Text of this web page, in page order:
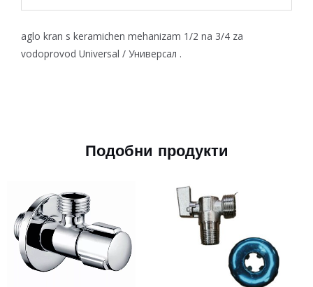
aglo kran s keramichen mehanizam 1/2 na 3/4 za
vodoprovod Universal / Универсал .
Подобни продукти